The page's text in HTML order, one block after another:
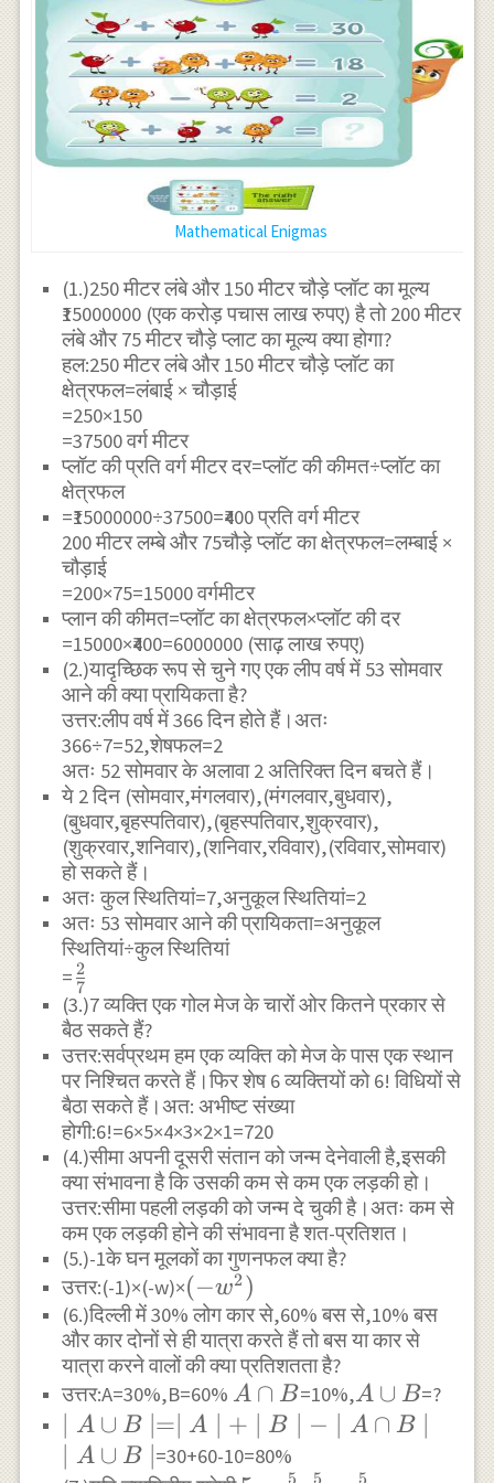
Mathematical Enigmas
(1.)250 मीटर लंबे और 150 मीटर चौड़े प्लॉट का मूल्य
₹15000000 (एक करोड़ पचास लाख रुपए) है तो 200 मीटर
लंबे और 75 मीटर चौड़े प्लाट का मूल्य क्या होगा?
हल:250 मीटर लंबे और 150 मीटर चौड़े प्लाॅट का
क्षेत्रफल=लंबाई × चौड़ाई
=250×150
=37500 वर्ग मीटर
प्लॉट की प्रति वर्ग मीटर दर=प्लॉट की कीमत÷प्लाॅट का
क्षेत्रफल
=₹15000000÷37500=₹400 प्रति वर्ग मीटर
200 मीटर लम्बे और 75चौड़े प्लाॅट का क्षेत्रफल=लम्बाई ×
चौड़ाई
=200×75=15000 वर्गमीटर
प्लान की कीमत=प्लॉट का क्षेत्रफल×प्लॉट की दर
=15000×₹400=6000000 (साढ़ लाख रुपए)
(2.)यादृच्छिक रूप से चुने गए एक लीप वर्ष में 53 सोमवार
आने की क्या प्रायिकता है?
उत्तर:लीप वर्ष में 366 दिन होते हैं।अतः
366÷7=52,शेषफल=2
अतः 52 सोमवार के अलावा 2 अतिरिक्त दिन बचते हैं।
ये 2 दिन (सोमवार,मंगलवार),(मंगलवार,बुधवार),
(बुधवार,बृहस्पतिवार),(बृहस्पतिवार,शुक्रवार),
(शुक्रवार,शनिवार),(शनिवार,रविवार),(रविवार,सोमवार)
हो सकते हैं।
अतः कुल स्थितियां=7,अनुकूल स्थितियां=2
अतः 53 सोमवार आने की प्रायिकता=अनुकूल
स्थितियां÷कुल स्थितियां
=\frac{2}
{7}
7
2
(3.)7 व्यक्ति एक गोल मेज के चारों ओर कितने प्रकार से
बैठ सकते हैं?
उत्तर:सर्वप्रथम हम एक व्यक्ति को मेज के पास एक स्थान
पर निश्चित करते हैं।फिर शेष 6 व्यक्तियों को 6! विधियों से
बैठा सकते हैं।अत: अभीष्ट संख्या
होगी:6!=6×5×4×3×2×1=720
(4.)सीमा अपनी दूसरी संतान को जन्म देनेवाली है,इसकी
क्या संभावना है कि उसकी कम से कम एक लड़की हो।
उत्तर:सीमा पहली लड़की को जन्म दे चुकी है।अतः कम से
कम एक लड़की होने की संभावना है शत-प्रतिशत।
(5.)-1के घन मूलकों का गुणनफल क्या है?
उत्तर:(-1)×(-w)×(-
w^2)
(−w2 )
(6.)दिल्ली में 30% लोग कार से,60% बस से,10% बस
और कार दोनों से ही यात्रा करते हैं तो बस या कार से
यात्रा करने वालों की क्या प्रतिशतता है?
उत्तर:A=30%,B=60% A
\cap
B
A ∩ B=10%,A
\cup
A ∪ B=?
\mid A
\cup B
A ∪ B ∣=∣ A + B − A ∩ B
\mid
A ∪ B
=30+60-10=80%
5 5 5